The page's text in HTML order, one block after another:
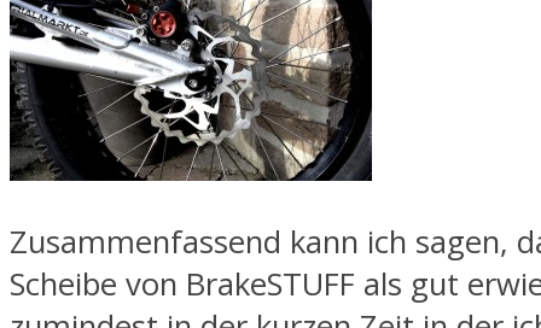
Zusammenfassend kann ich sagen,
Scheibe von BrakeSTUFF als gut